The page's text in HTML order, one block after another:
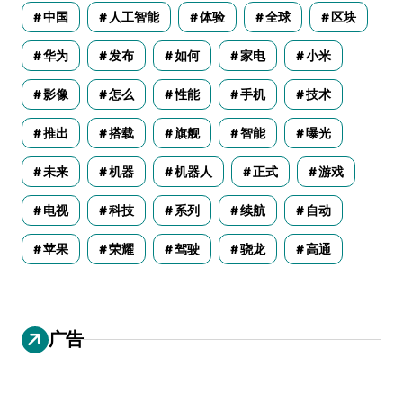
中国 人工智能 体验 全球 区块
华为 发布 如何 家电 小米
影像 怎么 性能 手机 技术
推出 搭载 旗舰 智能 曝光
未来 机器 机器人 正式 游戏
电视 科技 系列 续航 自动
苹果 荣耀 驾驶 骁龙 高通
广告